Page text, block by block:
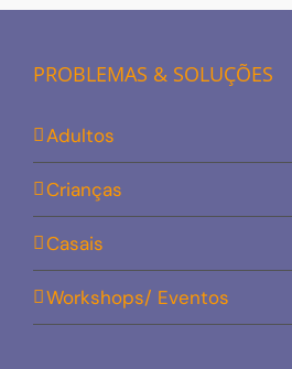
PROBLEMAS & SOLUÇÕES
Adultos
Crianças
Casais
Workshops/ Eventos